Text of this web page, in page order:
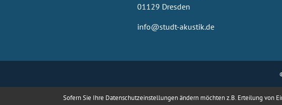
01129 Dresden
info@studt-akustik.de
Sofern Sie Ihre Datenschutzeinstellungen ändern möchten z.B. Erteilung